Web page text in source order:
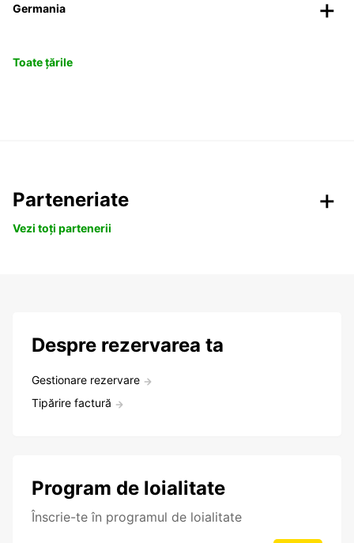
Germania
Toate țările
Parteneriate
Vezi toți partenerii
Despre rezervarea ta
Gestionare rezervare
Tipărire factură
Program de loialitate
Înscrie-te în programul de loialitate